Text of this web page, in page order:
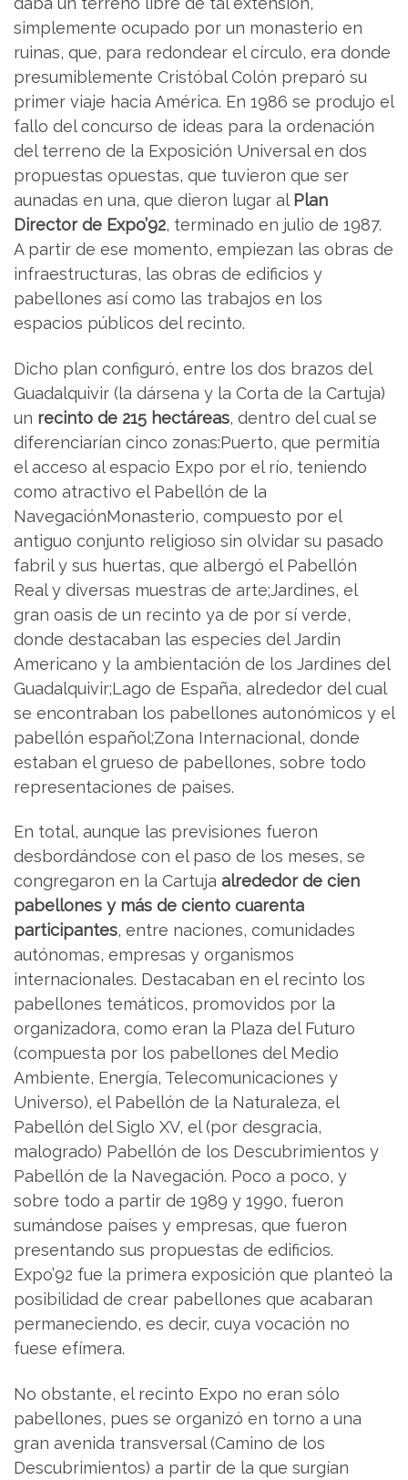
simplemente ocupado por un monasterio en
ruinas, que, para redondear el círculo, era donde
presumiblemente Cristóbal Colón preparó su
primer viaje hacia América. En 1986 se produjo el
fallo del concurso de ideas para la ordenación
del terreno de la Exposición Universal en dos
propuestas opuestas, que tuvieron que ser
aunadas en una, que dieron lugar al Plan
Director de Expo’92, terminado en julio de 1987.
A partir de ese momento, empiezan las obras de
infraestructuras, las obras de edificios y
pabellones así como las trabajos en los
espacios públicos del recinto.
Dicho plan configuró, entre los dos brazos del
Guadalquivir (la dársena y la Corta de la Cartuja)
un recinto de 215 hectáreas, dentro del cual se
diferenciarían cinco zonas:Puerto, que permitía
el acceso al espacio Expo por el río, teniendo
como atractivo el Pabellón de la
NavegaciónMonasterio, compuesto por el
antiguo conjunto religioso sin olvidar su pasado
fabril y sus huertas, que albergó el Pabellón
Real y diversas muestras de arte;Jardines, el
gran oasis de un recinto ya de por sí verde,
donde destacaban las especies del Jardin
Americano y la ambientación de los Jardines del
Guadalquivir;Lago de España, alrededor del cual
se encontraban los pabellones autonómicos y el
pabellón español;Zona Internacional, donde
estaban el grueso de pabellones, sobre todo
representaciones de paises.
En total, aunque las previsiones fueron
desbordándose con el paso de los meses, se
congregaron en la Cartuja alrededor de cien
pabellones y más de ciento cuarenta
participantes, entre naciones, comunidades
autónomas, empresas y organismos
internacionales. Destacaban en el recinto los
pabellones temáticos, promovidos por la
organizadora, como eran la Plaza del Futuro
(compuesta por los pabellones del Medio
Ambiente, Energía, Telecomunicaciones y
Universo), el Pabellón de la Naturaleza, el
Pabellón del Siglo XV, el (por desgracia,
malogrado) Pabellón de los Descubrimientos y
Pabellón de la Navegación. Poco a poco, y
sobre todo a partir de 1989 y 1990, fueron
sumándose países y empresas, que fueron
presentando sus propuestas de edificios.
Expo’92 fue la primera exposición que planteó la
posibilidad de crear pabellones que acabaran
permaneciendo, es decir, cuya vocación no
fuese efímera.
No obstante, el recinto Expo no eran sólo
pabellones, pues se organizó en torno a una
gran avenida transversal (Camino de los
Descubrimientos) a partir de la que surgían